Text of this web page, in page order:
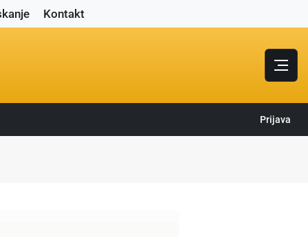
Kontakt
Prijava